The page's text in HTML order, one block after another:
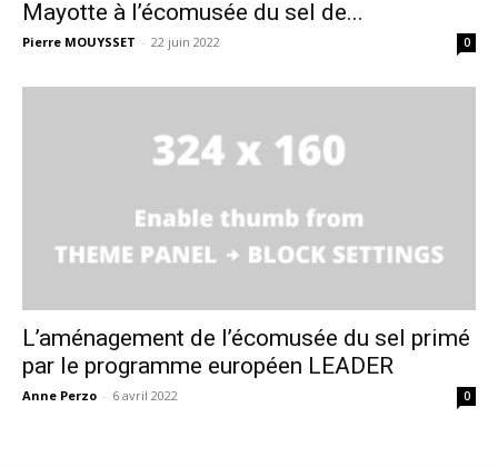
Mayotte à l’écomusée du sel de...
Pierre MOUYSSET - 22 juin 2022 0
L’aménagement de l’écomusée du sel primé
par le programme européen LEADER
Anne Perzo - 6 avril 2022 0